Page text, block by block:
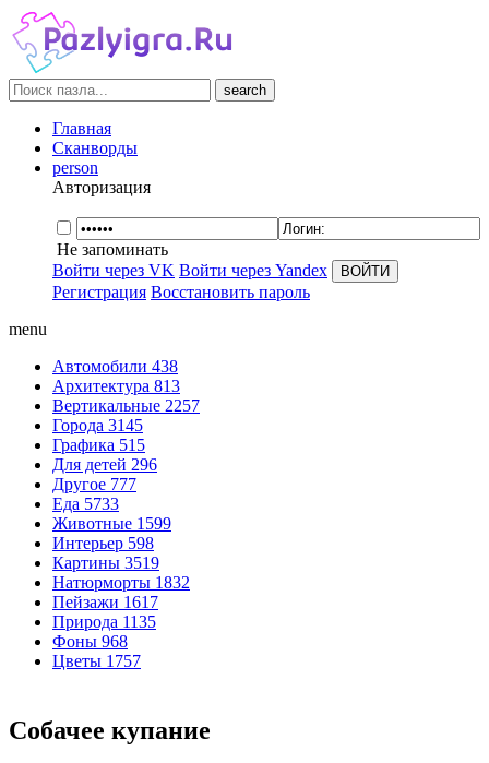
search
Главная
Сканворды
person
Авторизация
Не запоминать
Войти через VK Войти через Yandex
Регистрация Восстановить пароль
menu
Автомобили 438
Архитектура 813
Вертикальные 2257
Города 3145
Графика 515
Для детей 296
Другое 777
Еда 5733
Животные 1599
Интерьер 598
Картины 3519
Натюрморты 1832
Пейзажи 1617
Природа 1135
Фоны 968
Цветы 1757
Собачее купание